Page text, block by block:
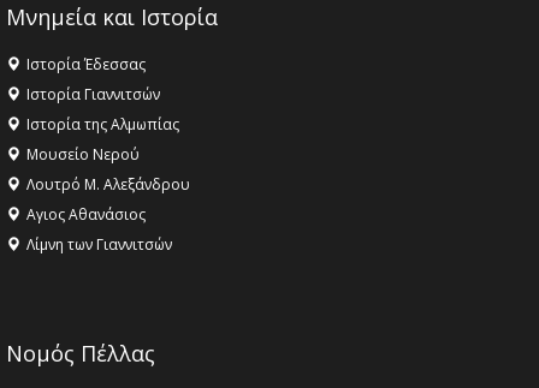
Μνημεία και Ιστορία
Ιστορία Έδεσσας
Ιστορία Γιαννιτσών
Ιστορία της Αλμωπίας
Μουσείο Νερού
Λουτρό Μ. Αλεξάνδρου
Αγιος Αθανάσιος
Λίμνη των Γιαννιτσών
Νομός Πέλλας